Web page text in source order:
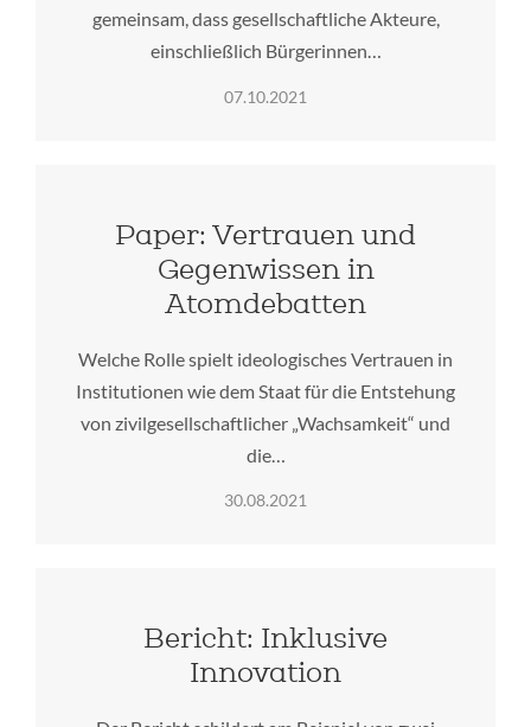
gemeinsam, dass gesellschaftliche Akteure,
einschließlich Bürgerinnen…
07.10.2021
Paper: Vertrauen und
Gegenwissen in
Atomdebatten
Welche Rolle spielt ideologisches Vertrauen in
Institutionen wie dem Staat für die Entstehung
von zivilgesellschaftlicher „Wachsamkeit“ und
die…
30.08.2021
Bericht: Inklusive
Innovation